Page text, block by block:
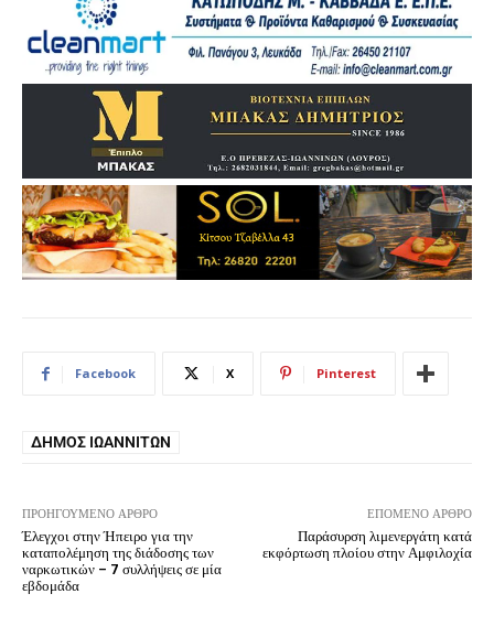
Facebook X Pinterest
ΔΉΜΟΣ ΙΩΑΝΝΙΤΏΝ
ΠΡΟΗΓΟΎΜΕΝΟ ΆΡΘΡΟ
Έλεγχοι στην Ήπειρο για την
καταπολέμηση της διάδοσης των
ναρκωτικών – 7 συλλήψεις σε μία
εβδομάδα
ΕΠΌΜΕΝΟ ΆΡΘΡΟ
Παράσυρση λιμενεργάτη κατά
εκφόρτωση πλοίου στην Αμφιλοχία